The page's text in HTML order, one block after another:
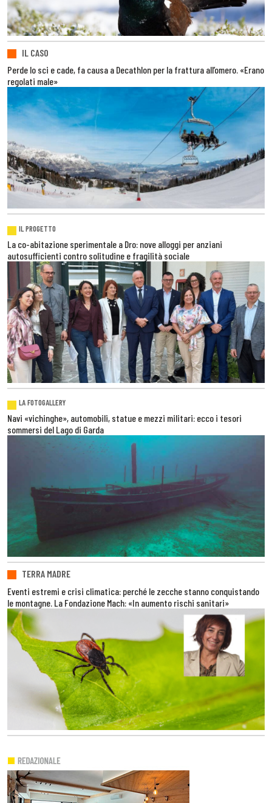
IL CASO
Perde lo sci e cade, fa causa a Decathlon per la frattura all’omero. «Erano
regolati male»
IL PROGETTO
La co-abitazione sperimentale a Dro: nove alloggi per anziani
autosufficienti contro solitudine e fragilità sociale
LA FOTOGALLERY
Navi «vichinghe», automobili, statue e mezzi militari: ecco i tesori
sommersi del Lago di Garda
TERRA MADRE
Eventi estremi e crisi climatica: perché le zecche stanno conquistando
le montagne. La Fondazione Mach: «In aumento rischi sanitari»